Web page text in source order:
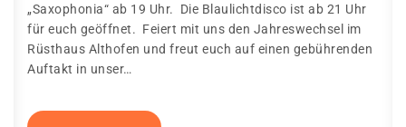
„Saxophonia“ ab 19 Uhr. Die Blaulichtdisco ist ab 21 Uhr
für euch geöffnet. Feiert mit uns den Jahreswechsel im
Rüsthaus Althofen und freut euch auf einen gebührenden
Auftakt in unser…